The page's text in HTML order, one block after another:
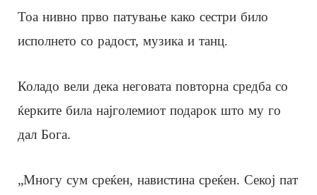
Тоа нивно прво патување како сестри било
исполнето со радост, музика и танц.
Коладо вели дека неговата повторна средба со
ќерките била најголемиот подарок што му го
дал Бога.
„Многу сум среќен, навистина среќен. Секој пат